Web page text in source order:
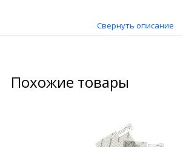
Свернуть описание
Похожие товары